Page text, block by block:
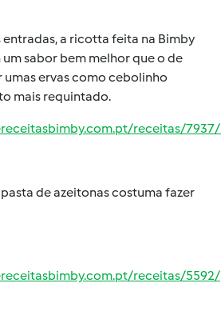
entradas, a ricotta feita na Bimby
sabor bem melhor que o de
ervas como cebolinho
mais requintado.
receitas/
de azeitonas costuma fazer
receitas/